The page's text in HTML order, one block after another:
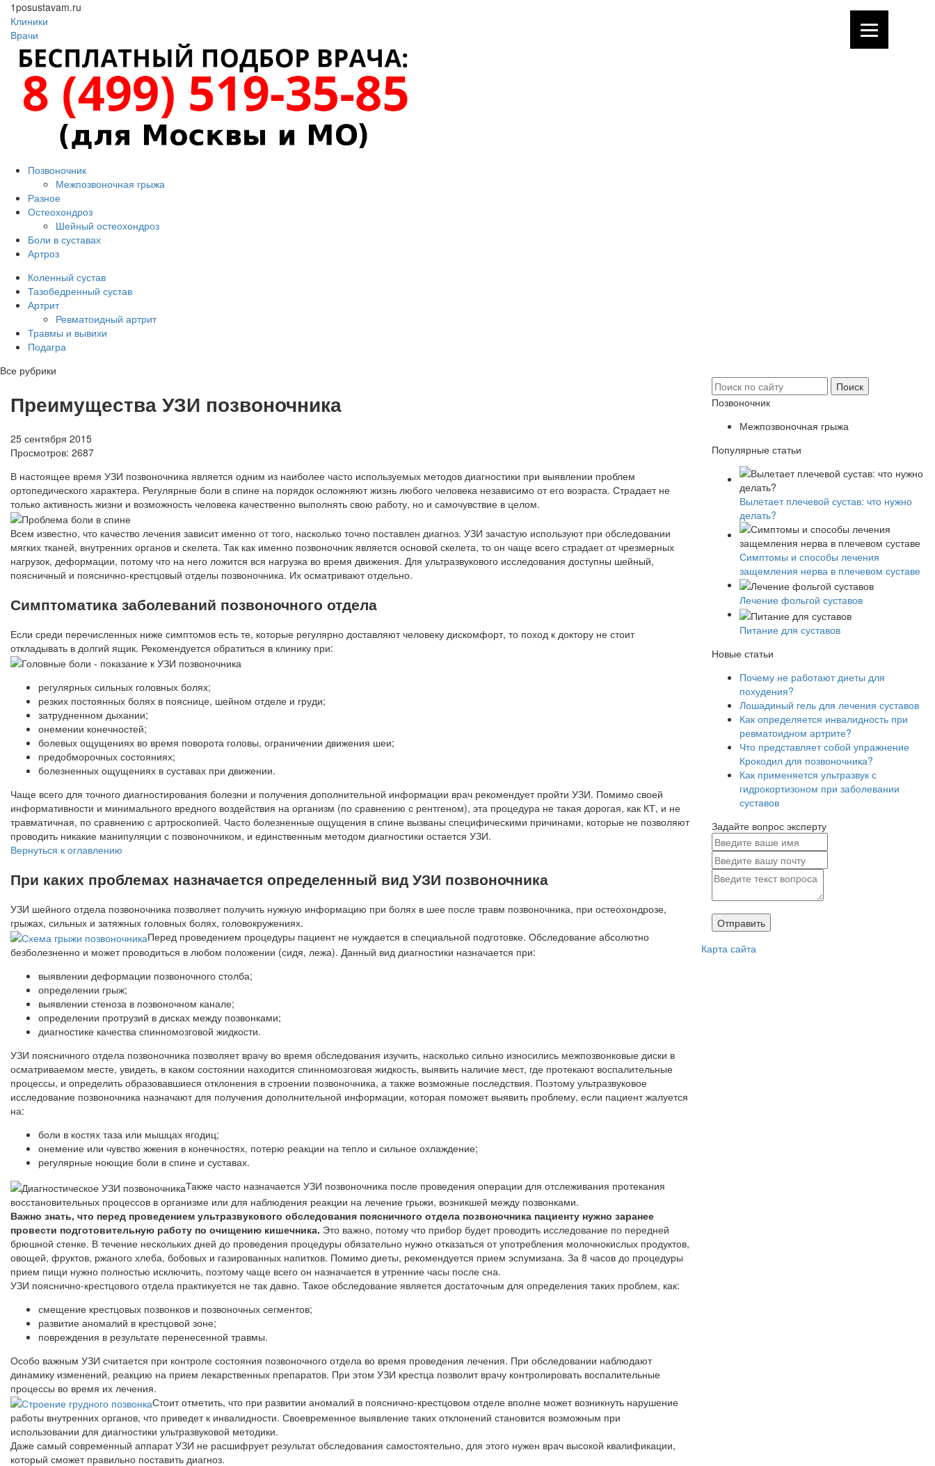
1posustavam.ru
Клиники
Врачи
Позвоночник
Межпозвоночная грыжа
Разное
Остеохондроз
Шейный остеохондроз
Боли в суставах
Артроз
Коленный сустав
Тазобедренный сустав
Артрит
Ревматоидный артрит
Травмы и вывихи
Подагра
Все рубрики
Преимущества УЗИ позвоночника
25 сентября 2015
Просмотров: 2687
В настоящее время УЗИ позвоночника является одним из наиболее часто используемых методов диагностики при выявлении проблем
ортопедического характера. Регулярные боли в спине на порядок осложняют жизнь любого человека независимо от его возраста. Страдает не
только активность жизни и возможность человека качественно выполнять свою работу, но и самочувствие в целом.
Всем известно, что качество лечения зависит именно от того, насколько точно поставлен диагноз. УЗИ зачастую используют при обследовании
мягких тканей, внутренних органов и скелета. Так как именно позвоночник является основой скелета, то он чаще всего страдает от чрезмерных
нагрузок, деформации, потому что на него ложится вся нагрузка во время движения. Для ультразвукового исследования доступны шейный,
поясничный и пояснично-крестцовый отделы позвоночника. Их осматривают отдельно.
Симптоматика заболеваний позвоночного отдела
Если среди перечисленных ниже симптомов есть те, которые регулярно доставляют человеку дискомфорт, то поход к доктору не стоит
откладывать в долгий ящик. Рекомендуется обратиться в клинику при:
регулярных сильных головных болях;
резких постоянных болях в пояснице, шейном отделе и груди;
затрудненном дыхании;
онемении конечностей;
болевых ощущениях во время поворота головы, ограничении движения шеи;
предобморочных состояниях;
болезненных ощущениях в суставах при движении.
Чаще всего для точного диагностирования болезни и получения дополнительной информации врач рекомендует пройти УЗИ. Помимо своей
информативности и минимального вредного воздействия на организм (по сравнению с рентгеном), эта процедура не такая дорогая, как КТ, и не
травматичная, по сравнению с артроскопией. Часто болезненные ощущения в спине вызваны специфическими причинами, которые не позволяют
проводить никакие манипуляции с позвоночником, и единственным методом диагностики остается УЗИ.
Вернуться к оглавлению
При каких проблемах назначается определенный вид УЗИ позвоночника
УЗИ шейного отдела позвоночника позволяет получить нужную информацию при болях в шее после травм позвоночника, при остеохондрозе,
грыжах, сильных и затяжных головных болях, головокружениях.
Перед проведением процедуры пациент не нуждается в специальной подготовке. Обследование абсолютно
безболезненно и может проводиться в любом положении (сидя, лежа). Данный вид диагностики назначается при:
выявлении деформации позвоночного столба;
определении грыж;
выявлении стеноза в позвоночном канале;
определении протрузий в дисках между позвонками;
диагностике качества спинномозговой жидкости.
УЗИ поясничного отдела позвоночника позволяет врачу во время обследования изучить, насколько сильно износились межпозвонковые диски в
осматриваемом месте, увидеть, в каком состоянии находится спинномозговая жидкость, выявить наличие мест, где протекают воспалительные
процессы, и определить образовавшиеся отклонения в строении позвоночника, а также возможные последствия. Поэтому ультразвуковое
исследование позвоночника назначают для получения дополнительной информации, которая поможет выявить проблему, если пациент жалуется
на:
боли в костях таза или мышцах ягодиц;
онемение или чувство жжения в конечностях, потерю реакции на тепло и сильное охлаждение;
регулярные ноющие боли в спине и суставах.
Также часто назначается УЗИ позвоночника после проведения операции для отслеживания протекания
восстановительных процессов в организме или для наблюдения реакции на лечение грыжи, возникшей между позвонками.
Важно знать, что перед проведением ультразвукового обследования поясничного отдела позвоночника пациенту нужно заранее
провести подготовительную работу по очищению кишечника. Это важно, потому что прибор будет проводить исследование по передней
брюшной стенке. В течение нескольких дней до проведения процедуры обязательно нужно отказаться от употребления молочнокислых продуктов,
овощей, фруктов, ржаного хлеба, бобовых и газированных напитков. Помимо диеты, рекомендуется прием эспумизана. За 8 часов до процедуры
прием пищи нужно полностью исключить, поэтому чаще всего он назначается в утренние часы после сна.
УЗИ пояснично-крестцового отдела практикуется не так давно. Такое обследование является достаточным для определения таких проблем, как:
смещение крестцовых позвонков и позвоночных сегментов;
развитие аномалий в крестцовой зоне;
повреждения в результате перенесенной травмы.
Особо важным УЗИ считается при контроле состояния позвоночного отдела во время проведения лечения. При обследовании наблюдают
динамику изменений, реакцию на прием лекарственных препаратов. При этом УЗИ крестца позволит врачу контролировать воспалительные
процессы во время их лечения.
Стоит отметить, что при развитии аномалий в пояснично-крестцовом отделе вполне может возникнуть нарушение
работы внутренних органов, что приведет к инвалидности. Своевременное выявление таких отклонений становится возможным при
использовании для диагностики ультразвуковой методики.
Даже самый современный аппарат УЗИ не расшифрует результат обследования самостоятельно, для этого нужен врач высокой квалификации,
который сможет правильно поставить диагноз.
Позвоночник
Межпозвоночная грыжа
Популярные статьи
Вылетает плечевой сустав: что нужно
делать?
Симптомы и способы лечения
защемления нерва в плечевом суставе
Лечение фольгой суставов
Питание для суставов
Новые статьи
Почему не работают диеты для
похудения?
Лошадиный гель для лечения суставов
Как определяется инвалидность при
ревматоидном артрите?
Что представляет собой упражнение
Крокодил для позвоночника?
Как применяется ультразвук с
гидрокортизоном при заболевании
суставов
Задайте вопрос эксперту
Карта сайта